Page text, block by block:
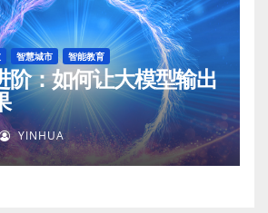
智慧城市 智能教育
：如何让大模型输出
YINHUA